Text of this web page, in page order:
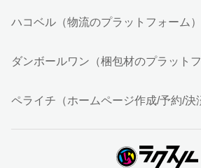
ハコベル（物流のプラットフォーム）
ダンボールワン（梱包材のプラットフ
ペライチ（ホームページ作成/予約/決